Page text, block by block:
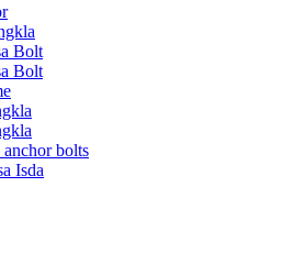
Bolt
Bolt
bolts
Isda